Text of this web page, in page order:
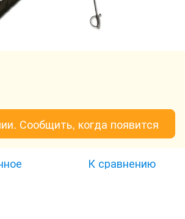
Сообщить, когда появится
К сравнению